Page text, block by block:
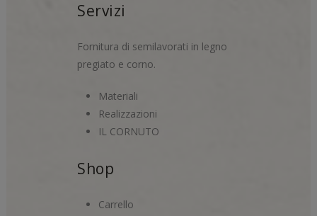
Servizi
Fornitura di semilavorati in legno
pregiato e corno.
Materiali
Realizzazioni
IL CORNUTO
Shop
Carrello